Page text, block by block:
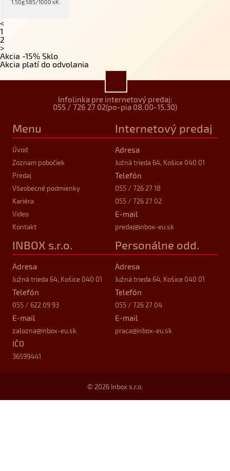
1.50g 585/1000 sK
<
1
2
>
Akcia -15% Sklo
Akcia platí do odvolania
Infolinka pre internetový predaj:
055 / 726 27 02(po-pia 08.00-15.30)
Menu
Úvod
Zoznam pobočiek
Predaj
Všeobecné podmienky
Kariéra
Video
Kontakt
Internetový predaj
Adresa
Južná trieda 64, Košice 040 01
Telefón
055 / 726 27 18
055 / 726 27 02
E-mail
predaj@inbox-eu.sk
INBOX s.r.o.
Adresa
Južná trieda 64, Košice 040 01
Telefón
055 / 622 09 93
E-mail
zalozna@inbox-eu.sk
IČO
36599441
Personálne odd.
Adresa
Južná trieda 64, Košice 040 01
Telefón
055 / 726 27 04
E-mail
praca@inbox-eu.sk
© 2026 Inbox s.r.o.